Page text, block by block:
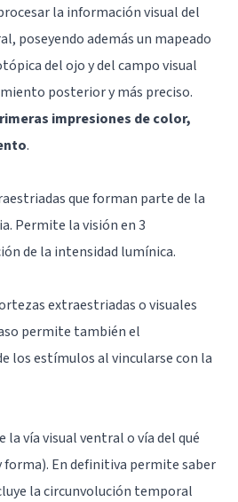
la información visual del
poseyendo además un mapeado
del ojo y del campo visual
posterior y más preciso.
impresiones de color,
.
que forman parte de la
Permite la visión en 3
de la intensidad lumínica.
extraestriadas o visuales
permite también el
los estímulos al vincularse con la
vía visual ventral o vía del qué
En definitiva permite saber
la circunvolución temporal